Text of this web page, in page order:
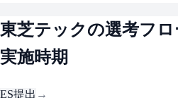
東芝テックの選考フ
実施時期
ES提出 →